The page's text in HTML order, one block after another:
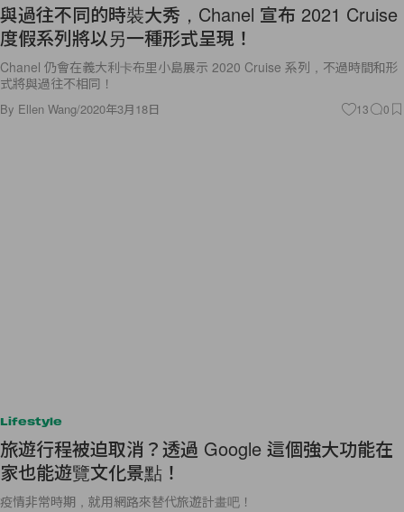
與過往不同的時裝大秀，Chanel 宣布 2021 Cruise
度假系列將以另一種形式呈現！
Chanel 仍會在義大利卡布里小島展示 2020 Cruise 系列，不過時間和形
式將與過往不相同！
By Ellen Wang/2020年3月18日 13 0
Lifestyle
旅遊行程被迫取消？透過 Google 這個強大功能在
家也能遊覽文化景點！
疫情非常時期，就用網路來替代旅遊計畫吧！